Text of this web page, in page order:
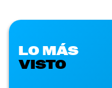
LO MÁS
VISTO